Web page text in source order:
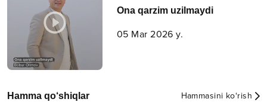
Ona qarzim uzilmaydi
05 Mar 2026 y.
Hamma qo‘shiqlar Hammasini ko‘rish